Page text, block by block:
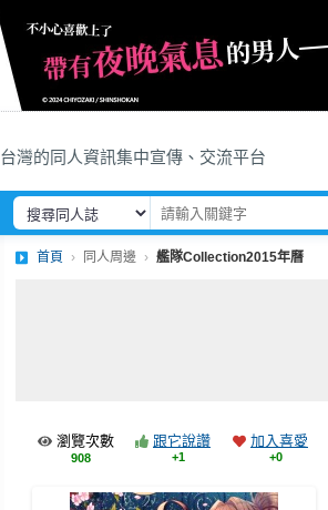
台灣的同人資訊集中宣傳、交流平台
首頁 同人周邊 艦隊Collection2015年曆
瀏覽次數
908
跟它說讚
+1
加入喜愛
+0